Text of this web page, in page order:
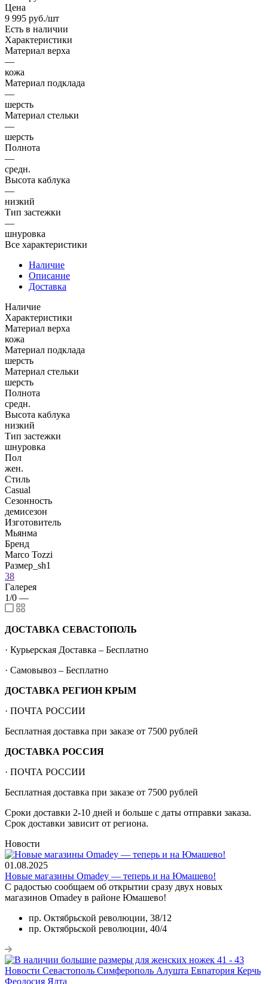
Цена
9 995 руб./шт
Есть в наличии
Характеристики
Материал верха
—
кожа
Материал подклада
—
шерсть
Материал стельки
—
шерсть
Полнота
—
средн.
Высота каблука
—
низкий
Тип застежки
—
шнуровка
Все характеристики
Наличие
Описание
Доставка
Наличие
Характеристики
Материал верха
кожа
Материал подклада
шерсть
Материал стельки
шерсть
Полнота
средн.
Высота каблука
низкий
Тип застежки
шнуровка
Пол
жен.
Стиль
Casual
Сезонность
демисезон
Изготовитель
Мьянма
Бренд
Marco Tozzi
Размер_sh1
38
Галерея
1/0 —
ДОСТАВКА СЕВАСТОПОЛЬ
· Курьерская Доставка – Бесплатно
· Самовывоз – Бесплатно
ДОСТАВКА РЕГИОН КРЫМ
· ПОЧТА РОССИИ
Бесплатная доставка при заказе от 7500 рублей
ДОСТАВКА РОССИЯ
· ПОЧТА РОССИИ
Бесплатная доставка при заказе от 7500 рублей
Сроки доставки 2-10 дней и больше с даты отправки заказа.
Срок доставки зависит от региона.
Новости
01.08.2025
Новые магазины Omadey — теперь и на Юмашево!
С радостью сообщаем об открытии сразу двух новых
магазинов Omadey в районе Юмашево!
пр. Октябрьской революции, 38/12
пр. Октябрьской революции, 40/4